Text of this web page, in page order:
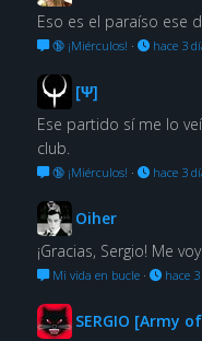
Eso es el paraíso ese
🔞 ¡Miérculos! · hace 3
[Ψ]
Ese partido sí me lo
club.
🔞 ¡Miérculos! · hace 3
Oiher
¡Gracias, Sergio! Me
Mi vida en bucle· hace 3
SERGIO [Army